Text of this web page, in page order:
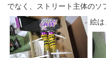
でなく、ストリート主体のソ
絵は